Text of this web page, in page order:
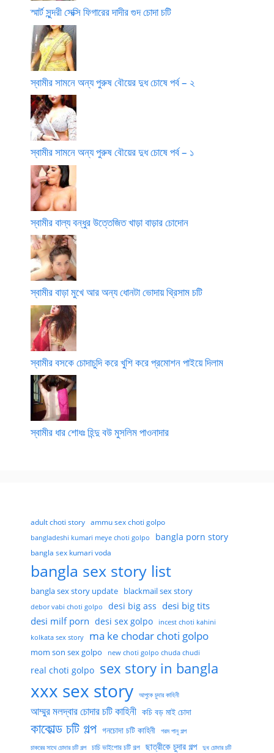
স্মার্ট সুন্দরী সেক্সি ফিগারের দাদীর গুদ চোদা চটি
স্বামীর সামনে অন্য পুরুষ বৌয়ের দুধ চোষে পর্ব – ২
স্বামীর সামনে অন্য পুরুষ বৌয়ের দুধ চোষে পর্ব – ১
স্বামীর বাল্য বন্ধুর উত্তেজিত খাড়া বাড়ার চোদোন
স্বামীর বাড়া মুখে আর অন্য ধোনটা ভোদায় থ্রিসাম চটি
স্বামীর বসকে চোদাচুদি করে খুশি করে প্রমোশন পাইয়ে দিলাম
স্বামীর ধার শোধঃ হিন্দু বউ মুসলিম পাওনাদার
adult choti story ammu sex choti golpo
bangladeshi kumari meye choti golpo bangla porn story
bangla sex kumari voda
bangla sex story list
bangla sex story update blackmail sex story
debor vabi choti golpo desi big ass desi big tits
desi milf porn desi sex golpo incest choti kahini
kolkata sex story ma ke chodar choti golpo
mom son sex golpo new choti golpo chuda chudi
real choti golpo sex story in bangla
xxx sex story আপুকে চুদার কাহিনী
আম্মুর মলদ্বার চোদার চটি কাহিনী কচি বড় মাই চোদা
কাকোল্ড চটি গল্প গনচোদা চটি কাহিনী গরম পানু গল্প
চাকরের সাথে চোদার চটি গল্প চাচি ভাইপোর চটি গল্প ছাত্রীকে চুদার গল্প দুধ চোদার চটি